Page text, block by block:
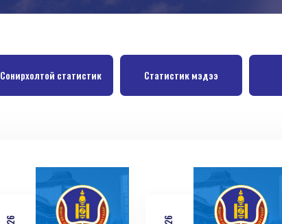
Сонирхолтой статистик Статистик мэдээ